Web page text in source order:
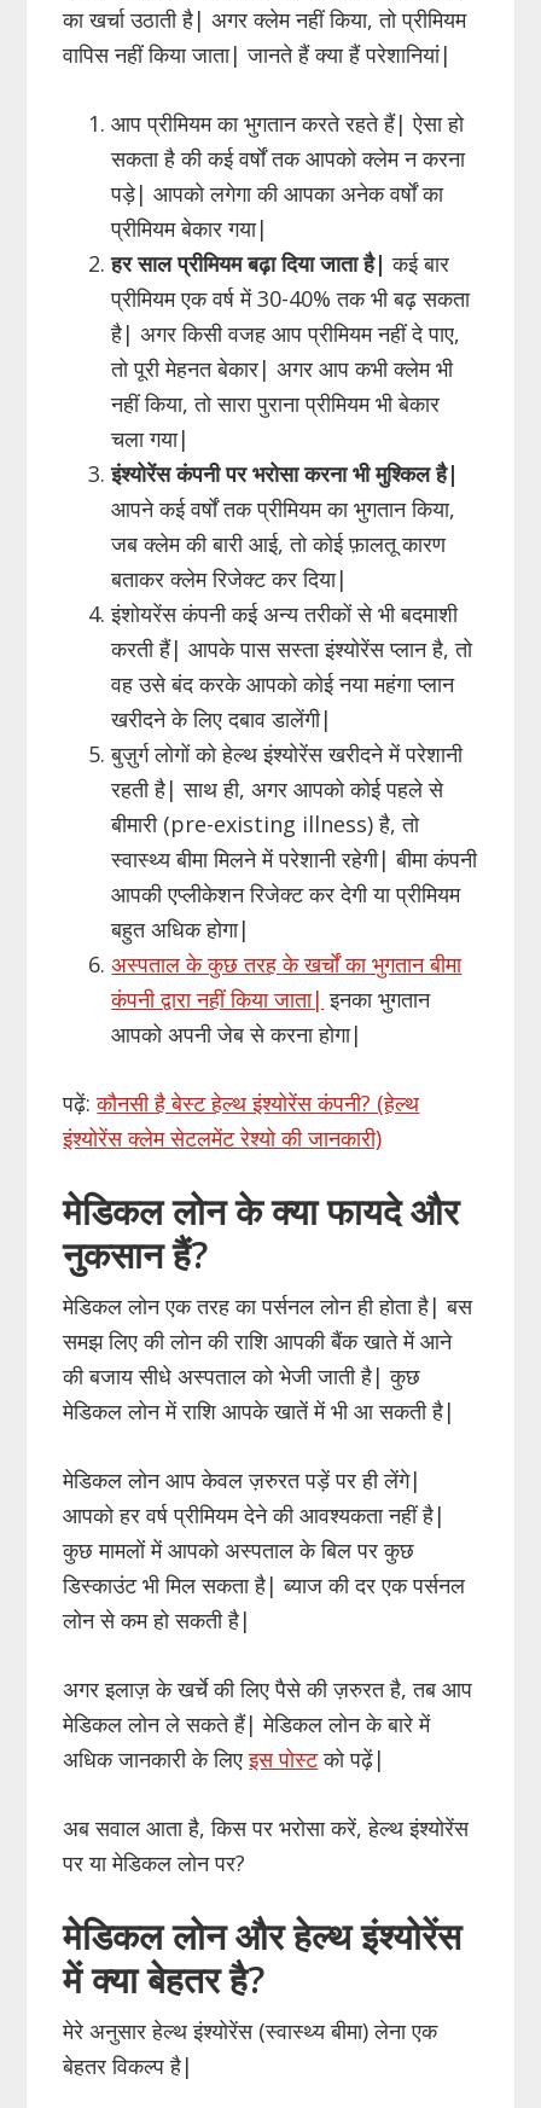
का खर्चा उठाती है| अगर क्लेम नहीं किया, तो प्रीमियम
वापिस नहीं किया जाता| जानते हैं क्या हैं परेशानियां|
आप प्रीमियम का भुगतान करते रहते हैं| ऐसा हो
सकता है की कई वर्षों तक आपको क्लेम न करना
पड़े| आपको लगेगा की आपका अनेक वर्षों का
प्रीमियम बेकार गया|
हर साल प्रीमियम बढ़ा दिया जाता है| कई बार
प्रीमियम एक वर्ष में 30-40% तक भी बढ़ सकता
है| अगर किसी वजह आप प्रीमियम नहीं दे पाए,
तो पूरी मेहनत बेकार| अगर आप कभी क्लेम भी
नहीं किया, तो सारा पुराना प्रीमियम भी बेकार
चला गया|
इंश्योरेंस कंपनी पर भरोसा करना भी मुश्किल है|
आपने कई वर्षों तक प्रीमियम का भुगतान किया,
जब क्लेम की बारी आई, तो कोई फ़ालतू कारण
बताकर क्लेम रिजेक्ट कर दिया|
इंशोयरेंस कंपनी कई अन्य तरीकों से भी बदमाशी
करती हैं| आपके पास सस्ता इंश्योरेंस प्लान है, तो
वह उसे बंद करके आपको कोई नया महंगा प्लान
खरीदने के लिए दबाव डालेंगी|
बुज़ुर्ग लोगों को हेल्थ इंश्योरेंस खरीदने में परेशानी
रहती है| साथ ही, अगर आपको कोई पहले से
बीमारी (pre-existing illness) है, तो
स्वास्थ्य बीमा मिलने में परेशानी रहेगी| बीमा कंपनी
आपकी एप्लीकेशन रिजेक्ट कर देगी या प्रीमियम
बहुत अधिक होगा|
अस्पताल के कुछ तरह के खर्चों का भुगतान बीमा
कंपनी द्वारा नहीं किया जाता| इनका भुगतान
आपको अपनी जेब से करना होगा|
पढ़ें:कौनसी है बेस्ट हेल्थ इंश्योरेंस कंपनी? (हेल्थ
इंश्योरेंस क्लेम सेटलमेंट रेश्यो की जानकारी)
मेडिकल लोन के क्या फायदे और
नुकसान हैं?
मेडिकल लोन एक तरह का पर्सनल लोन ही होता है| बस
समझ लिए की लोन की राशि आपकी बैंक खाते में आने
की बजाय सीधे अस्पताल को भेजी जाती है| कुछ
मेडिकल लोन में राशि आपके खातें में भी आ सकती है|
मेडिकल लोन आप केवल ज़रुरत पड़ें पर ही लेंगे|
आपको हर वर्ष प्रीमियम देने की आवश्यकता नहीं है|
कुछ मामलों में आपको अस्पताल के बिल पर कुछ
डिस्काउंट भी मिल सकता है| ब्याज की दर एक पर्सनल
लोन से कम हो सकती है|
अगर इलाज़ के खर्चे की लिए पैसे की ज़रुरत है, तब आप
मेडिकल लोन ले सकते हैं| मेडिकल लोन के बारे में
अधिक जानकारी के लिएइस पोस्टको पढ़ें|
अब सवाल आता है, किस पर भरोसा करें, हेल्थ इंश्योरेंस
पर या मेडिकल लोन पर?
मेडिकल लोन और हेल्थ इंश्योरेंस
में क्या बेहतर है?
मेरे अनुसार हेल्थ इंश्योरेंस (स्वास्थ्य बीमा) लेना एक
बेहतर विकल्प है|